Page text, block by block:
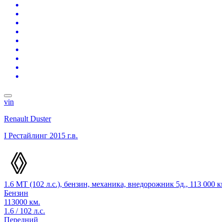
vin
Renault Duster
I Рестайлинг 2015 г.в.
1.6 MT (102 л.с.), бензин, механика, внедорожник 5д., 113 000
Бензин
113000 км.
1.6 / 102 л.с.
Передний